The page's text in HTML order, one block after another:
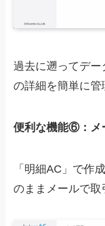
過去に遡ってデ
の詳細を簡単に管
便利な機能⑥：メ
「明細AC」で作
のままメールで取